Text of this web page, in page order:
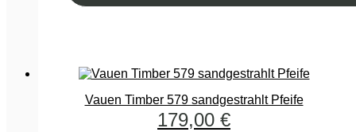
Vauen Timber 579 sandgestrahlt Pfeife
179,00 €